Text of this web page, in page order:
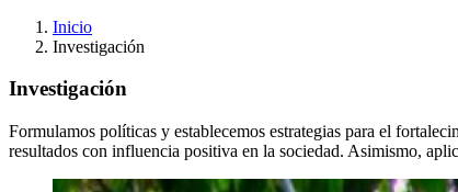
Inicio
Investigación
Investigación
Formulamos políticas y establecemos estrategias para el
resultados con influencia positiva en la sociedad. Asimismo,